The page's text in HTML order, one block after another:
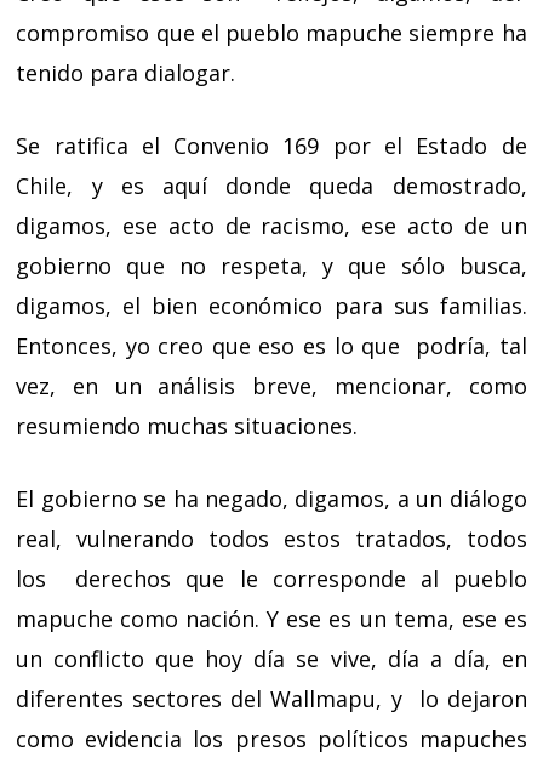
compromiso que el pueblo mapuche siempre ha
tenido para dialogar.
Se ratifica el Convenio 169 por el Estado de
Chile, y es aquí donde queda demostrado,
digamos, ese acto de racismo, ese acto de un
gobierno que no respeta, y que sólo busca,
digamos, el bien económico para sus familias.
Entonces, yo creo que eso es lo que podría, tal
vez, en un análisis breve, mencionar, como
resumiendo muchas situaciones.
El gobierno se ha negado, digamos, a un diálogo
real, vulnerando todos estos tratados, todos
los derechos que le corresponde al pueblo
mapuche como nación. Y ese es un tema, ese es
un conflicto que hoy día se vive, día a día, en
diferentes sectores del Wallmapu, y lo dejaron
como evidencia los presos políticos mapuches